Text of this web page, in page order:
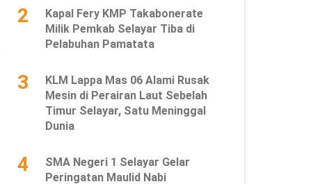
2
Kapal Fery KMP Takabonerate
Milik Pemkab Selayar Tiba di
Pelabuhan Pamatata
3
KLM Lappa Mas 06 Alami Rusak
Mesin di Perairan Laut Sebelah
Timur Selayar, Satu Meninggal
Dunia
4
SMA Negeri 1 Selayar Gelar
Peringatan Maulid Nabi